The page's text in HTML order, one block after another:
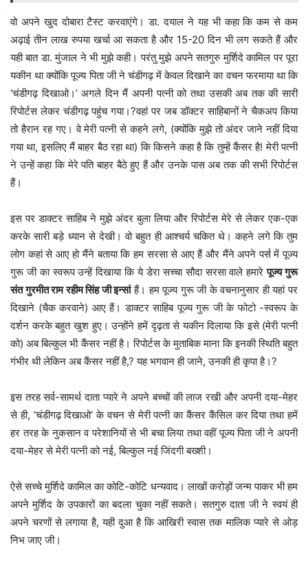
वो अपने खुद दोबारा टैस्ट करवाएंगे। डा. दयाल ने यह भी कहा कि कम से कम
अढ़ाई तीन लाख रुपया खर्चा आ सकता है और 15-20 दिन भी लग सकते हैं और
यही बात डा. मुंजाल ने भी मुझे कही। परंतु मुझे अपने सतगुरु मुर्शिदे कामिल पर पूरा
यकीन था क्योंकि पूज्य पिता जी ने चंडीगढ़ में केवल दिखाने का वचन फरमाया था कि
‘चंडीगढ़ दिखाओ।’ अगले दिन मैं अपनी पत्नी को तथा उसकी अब तक की सारी
रिपोर्टस लेकर चंडीगढ़ पहुंच गया।?वहां पर जब डॉक्टर साहिबानों ने चैकअप किया
तो हैरान रह गए। वे मेरी पत्नी से कहने लगे, (क्योंकि मुझे तो अंदर जाने नहीं दिया
गया था, इसलिए मैं बाहर बैठ रहा था) कि किसने कहा है कि तुम्हें कैंसर है! मेरी पत्नी
ने उन्हें कहा कि मेरे पति बाहर बैठे हुए हैं और उनके पास अब तक की सभी रिपोर्टस
हैं।
इस पर डाक्टर साहिब ने मुझे अंदर बुला लिया और रिपोर्टस मेरे से लेकर एक-एक
करके सारी बड़े ध्यान से देखी। वो बहुत ही आश्चर्य चकित थे। कहने लगे कि तुम
लोग कहां से आए हो मैंने बताया कि हम सरसा से आए हैं और मैंने अपने पर्स में पूज्य
गुरू जी का स्वरूप उन्हें दिखाया कि ये डेरा सच्चा सौदा सरसा वाले हमारेपूज्य गुरू
संत गुरमीत राम रहीम सिंह जी इन्सांहैं। हम पूज्य गुरू जी के वचनानुसार ही यहां पर
दिखाने (चैक करवाने) आए हैं। डाक्टर साहिब पूज्य गुरू जी के फोटो -स्वरूप के
दर्शन करके बहुत खुश हुए। उन्होंने हमें दृढ़ता से यकीन दिलाया कि इसे (मेरी पत्नी
को) अब बिल्कुल भी कैंसर नहीं है। रिपोर्टस के मुताबिक माना कि इनकी स्थिति बहुत
गंभीर थी लेकिन अब कैंसर नहीं है,? यह भगवान ही जाने, उनकी ही कृपा है।?
इस तरह सर्व-सामर्थ दाता प्यारे ने अपने बच्चों की लाज रखी और अपनी दया-मेहर
से ही, ‘चंडीगढ़ दिखाओ’ के वचन से मेरी पत्नी का कैंसर कैंसिल कर दिया तथा हमें
हर तरह के नुकसान व परेशानियों से भी बचा लिया तथा वहीं पूज्य पिता जी ने अपनी
दया-मेहर से मेरी पत्नी को नई, बिल्कुल नई जिंदगी बख्शी।
ऐसे सच्चे मुर्शिदे कामिल का कोटि-कोटि धन्यवाद। लाखों करोड़ों जन्म पाकर भी हम
अपने मुर्शिद के उपकारों का बदला चुका नहीं सकते। सतगुरु दाता जी ने स्वयं ही
अपने चरणों से लगाया है, यही दुआ है कि आखिरी स्वास तक मालिक प्यारे से ओड़
निभ जाए जी।